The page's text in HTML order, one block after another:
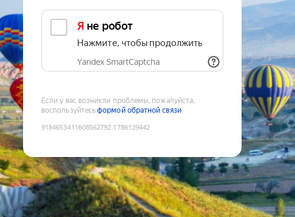
Я не робот
Нажмите, чтобы продолжить
Yandex SmartCaptcha
Если у вас возникли проблемы, пожалуйста,
воспользуйтесьформой обратной связи
9184653411608562792:1786129442